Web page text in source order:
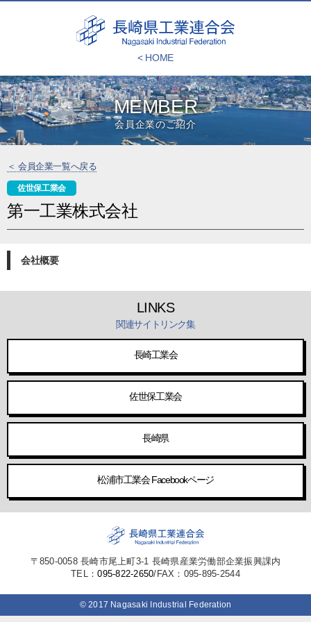
< HOME
MEMBER
会員企業のご紹介
＜ 会員企業一覧へ戻る
佐世保工業会
第一工業株式会社
会社概要
LINKS
関連サイトリンク集
長崎工業会
佐世保工業会
長崎県
松浦市工業会 Facebookページ
〒850-0058 長崎市尾上町3-1 長崎県産業労働部企業振興課内
TEL：095-822-2650/FAX：095-895-2544
© 2017 Nagasaki Industrial Federation